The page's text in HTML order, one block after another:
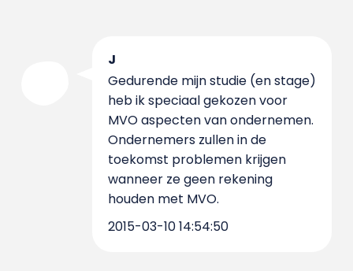
J
Gedurende mijn studie (en stage)
heb ik speciaal gekozen voor
MVO aspecten van ondernemen.
Ondernemers zullen in de
toekomst problemen krijgen
wanneer ze geen rekening
houden met MVO.
2015-03-10 14:54:50